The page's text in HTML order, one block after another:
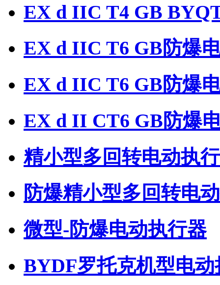
EX d IIC T4 GB
EX d IIC T6 GB防爆
EX d IIC T6 GB防爆
EX d II CT6 GB防爆
精小型多回转电动执
防爆精小型多回转电
微型-防爆电动执行器
BYDF罗托克机型电动